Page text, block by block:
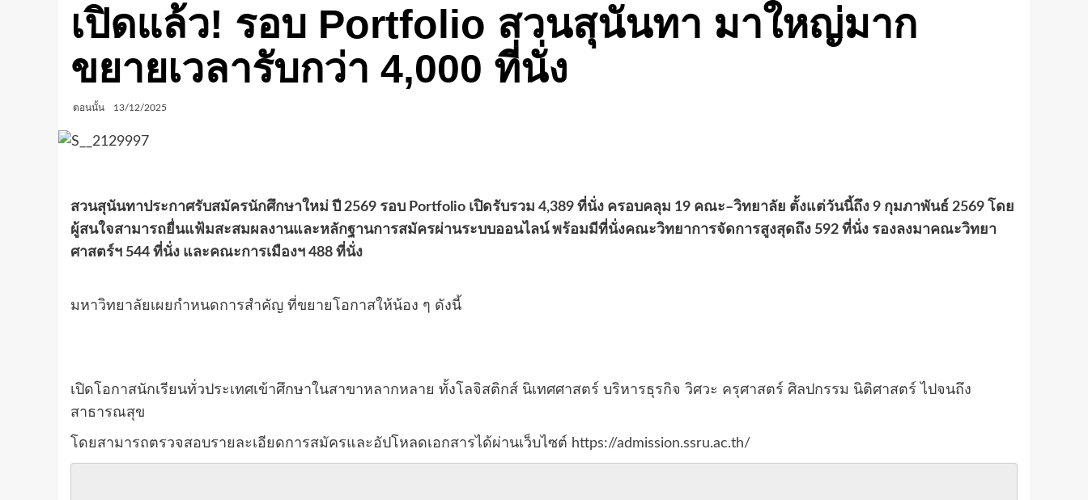
เปิดแล้ว! รอบ Portfolio สวนสุนันทา มาใหญ่มาก
ขยายเวลารับกว่า 4,000 ที่นั่ง
ตอนนั้น 13/12/2025
สวนสุนันทาประกาศรับสมัครนักศึกษาใหม่ ปี 2569 รอบ Portfolio เปิดรับรวม 4,389 ที่นั่ง ครอบคลุม 19 คณะ–วิทยาลัย ตั้งแต่วันนี้ถึง 9 กุมภาพันธ์ 2569 โดย
ผู้สนใจสามารถยื่นแฟ้มสะสมผลงานและหลักฐานการสมัครผ่านระบบออนไลน์ พร้อมมีที่นั่งคณะวิทยาการจัดการสูงสุดถึง 592 ที่นั่ง รองลงมาคณะวิทยา
ศาสตร์ฯ 544 ที่นั่ง และคณะการเมืองฯ 488 ที่นั่ง
มหาวิทยาลัยเผยกำหนดการสำคัญ ที่ขยายโอกาสให้น้อง ๆ ดังนี้
เปิดโอกาสนักเรียนทั่วประเทศเข้าศึกษาในสาขาหลากหลาย ทั้งโลจิสติกส์ นิเทศศาสตร์ บริหารธุรกิจ วิศวะ ครุศาสตร์ ศิลปกรรม นิติศาสตร์ ไปจนถึง
สาธารณสุข
โดยสามารถตรวจสอบรายละเอียดการสมัครและอัปโหลดเอกสารได้ผ่านเว็บไซต์ https://admission.ssru.ac.th/